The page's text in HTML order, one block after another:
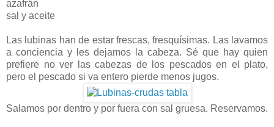
azafrán
sal y aceite
Las lubinas han de estar frescas, fresquísimas. Las lavamos
a conciencia y les dejamos la cabeza. Sé que hay quien
prefiere no ver las cabezas de los pescados en el plato,
pero el pescado si va entero pierde menos jugos.
Salamos por dentro y por fuera con sal gruesa. Reservamos.